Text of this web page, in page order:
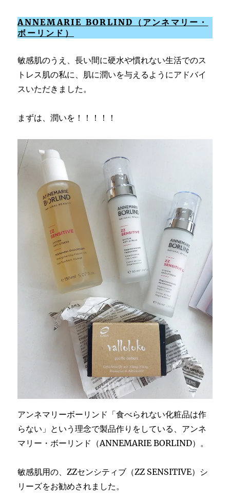
ANNEMARIE BORLIND（アンネマリー・
ボーリンド）
敏感肌のうえ、長い間に硬水や慣れない生活でのス
トレス肌の私に、肌に潤いを与えるようにアドバイ
スいただきました。
まずは、潤いを！！！！！
アンネマリーボーリンド「食べられない化粧品は作
らない」という理念で製品作りをしている、アンネ
マリー・ボーリンド（ANNEMARIE BORLIND）。
敏感肌用の、ZZセンシティブ（ZZ SENSITIVE）シ
リーズをお勧めされました。